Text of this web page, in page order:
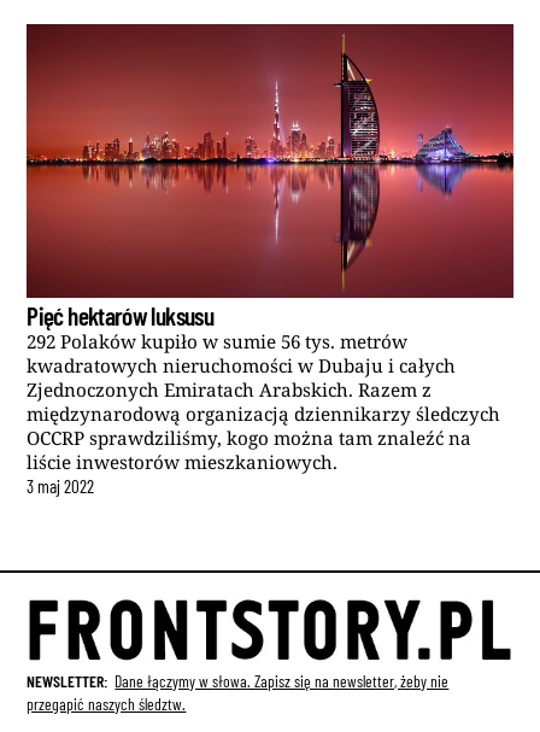
Pięć hektarów luksusu
292 Polaków kupiło w sumie 56 tys. metrów
kwadratowych nieruchomości w Dubaju i całych
Zjednoczonych Emiratach Arabskich. Razem z
międzynarodową organizacją dziennikarzy śledczych
OCCRP sprawdziliśmy, kogo można tam znaleźć na
liście inwestorów mieszkaniowych.
3 maj2022
NEWSLETTER: Dane łączymy w słowa. Zapisz się na newsletter, żeby nie
przegapić naszych śledztw.